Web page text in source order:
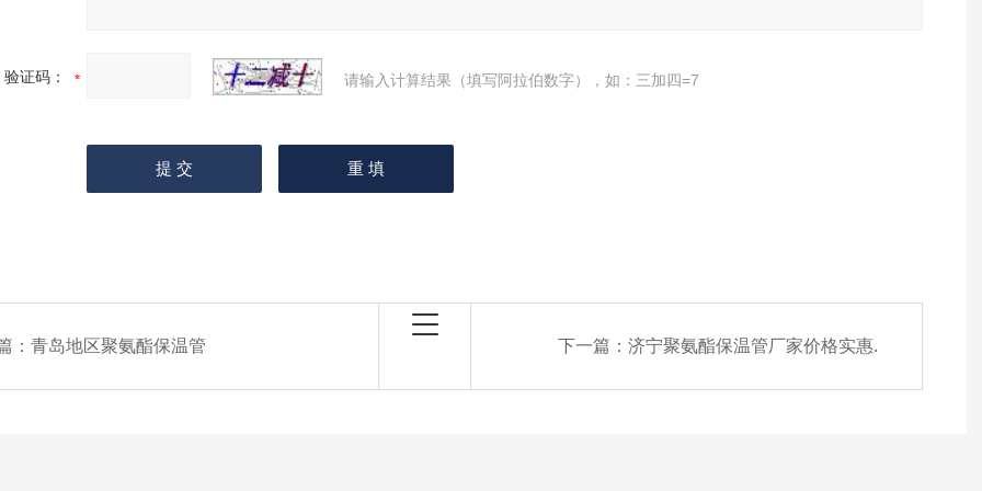
验证码： 请输入计算结果（填写阿拉伯数字），如：三加四=7
：青岛地区聚氨酯保温管 下一篇： 济宁聚氨酯保温管厂家价格实惠.